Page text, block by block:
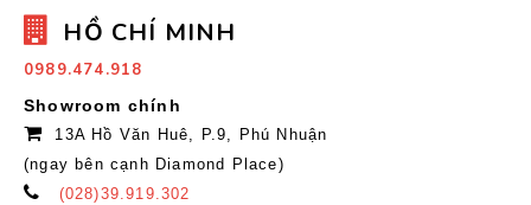
HỒ CHÍ MINH
0989.474.918
Showroom chính
13A Hồ Văn Huê, P.9, Phú Nhuận
(ngay bên cạnh Diamond Place)
(028)39.919.302